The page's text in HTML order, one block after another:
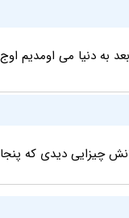
چیزایی دیدی که